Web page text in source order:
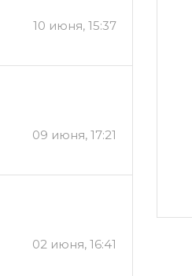
10 июня, 15:37
09 июня, 17:21
02 июня, 16:41